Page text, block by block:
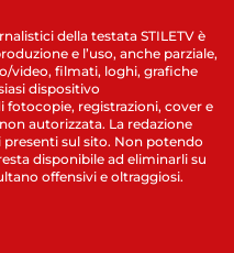
della testata STILETV è
e l’uso, anche parziale,
video, filmati, loghi, grafiche
dispositivo
registrazioni, cover e
autorizzata. La redazione
sul sito. Non potendo
disponibile ad eliminarli su
offensivi e oltraggiosi.